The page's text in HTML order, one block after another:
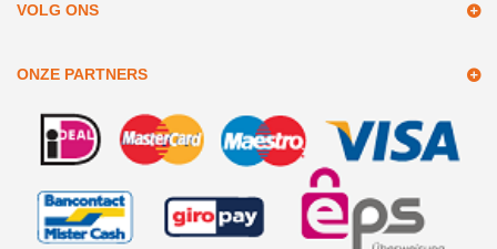
VOLG ONS
ONZE PARTNERS